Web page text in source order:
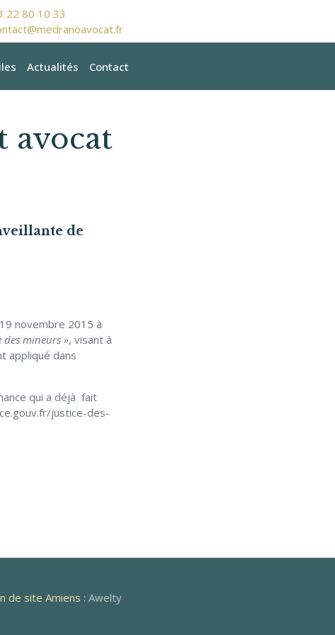
22 80 10 33
Actualités Contact
avocat
novembre 2015 à
des mineurs », visant à
appliqué dans
qui a déjà fait
justice-des-
de site Amiens : Awelty